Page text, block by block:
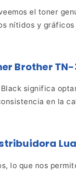
el toner
nítidos y gráficos
Brother
significa
en la
lo que nos